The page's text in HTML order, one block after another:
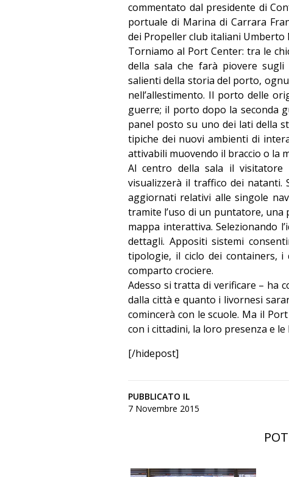
commentato dal presidente di
portuale di Marina di Carrara
dei Propeller club italiani Umberto
Torniamo al Port Center: tra le
della sala che farà piovere
salienti della storia del porto,
nell’allestimento. Il porto delle
guerre; il porto dopo la seconda
panel posto su uno dei lati della
tipiche dei nuovi ambienti di
attivabili muovendo il braccio o la
Al centro della sala il visitatore
visualizzerà il traffico dei natanti.
aggiornati relativi alle singole
tramite l’uso di un puntatore, una
mappa interattiva. Selezionando
dettagli. Appositi sistemi
tipologie, il ciclo dei containers,
comparto crociere.
Adesso si tratta di verificare – ha
dalla città e quanto i livornesi
comincerà con le scuole. Ma il
con i cittadini, la loro presenza e
[/hidepost]
PUBBLICATO IL
7 Novembre 2015